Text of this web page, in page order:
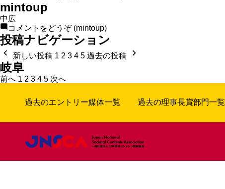
mintoup
中広
コメントをどうぞ(mintoup)
投稿ナビゲーション
新しい投稿 1 2 3 4 5 過去の投稿
岐阜
前へ 1 2 3 4 5 次へ
過去のエントリー媒体一覧 過去の理事長賞部門一覧